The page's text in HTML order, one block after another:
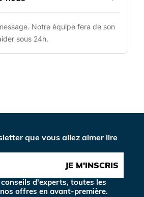
que vous allez aimer lire
JE M'INSCRIS
conseils d'experts, toutes les
offres en avant-première.